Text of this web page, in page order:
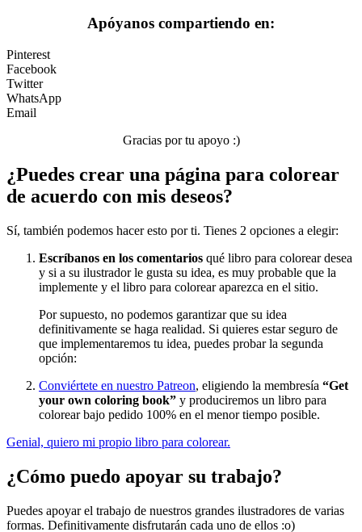
Apóyanos compartiendo en:
Pinterest
Facebook
Twitter
WhatsApp
Email
Gracias por tu apoyo :)
¿Puedes crear una página para colorear
de acuerdo con mis deseos?
Sí, también podemos hacer esto por ti. Tienes 2 opciones a elegir:
Escríbanos en los comentarios qué libro para colorear desea
y si a su ilustrador le gusta su idea, es muy probable que la
implemente y el libro para colorear aparezca en el sitio.
Por supuesto, no podemos garantizar que su idea
definitivamente se haga realidad. Si quieres estar seguro de
que implementaremos tu idea, puedes probar la segunda
opción:
Conviértete en nuestro Patreon, eligiendo la membresía “Get
your own coloring book” y produciremos un libro para
colorear bajo pedido 100% en el menor tiempo posible.
Genial, quiero mi propio libro para colorear.
¿Cómo puedo apoyar su trabajo?
Puedes apoyar el trabajo de nuestros grandes ilustradores de varias
formas. Definitivamente disfrutarán cada uno de ellos :o)